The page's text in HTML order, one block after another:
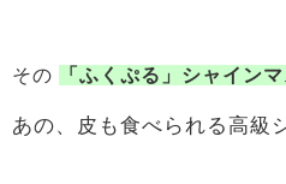
その 「ふくぷる」シャイン
あの、皮も食べられる高級